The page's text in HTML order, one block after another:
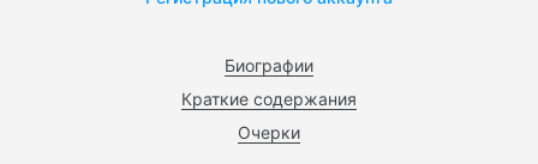
Биографии
Краткие содержания
Очерки